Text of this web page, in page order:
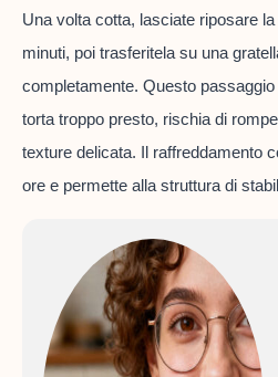
Una volta cotta, lasciate riposare
minuti, poi trasferitela su una
completamente. Questo
torta troppo presto, rischia di
texture delicata. Il raffreddamento
ore e permette alla struttura di